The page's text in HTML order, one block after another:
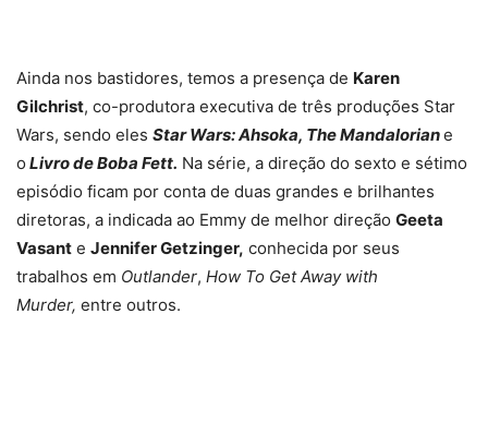
Ainda nos bastidores, temos a presença de Karen
Gilchrist, co-produtora executiva de três produções Star
Wars, sendo eles Star Wars: Ahsoka, The Mandaloriane
o Livro de Boba Fett. Na série, a direção do sexto e sétimo
episódio ficam por conta de duas grandes e brilhantes
diretoras, a indicada ao Emmy de melhor direção Geeta
Vasant e Jennifer Getzinger, conhecida por seus
trabalhos em Outlander, How To Get Away with
Murder, entre outros.